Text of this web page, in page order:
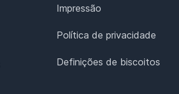
Impressão
Política de privacidade
Definições de biscoitos